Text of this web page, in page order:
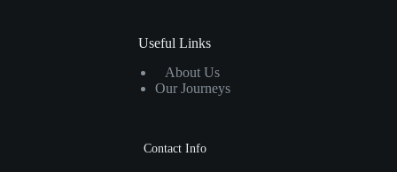
Useful Links
About Us
Our Journeys
Contact Info